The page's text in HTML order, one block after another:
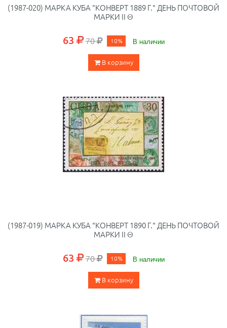
(1987-020) МАРКА КУБА "КОНВЕРТ 1889 Г." ДЕНЬ ПОЧТОВОЙ
МАРКИ II Θ
63 70 10% В наличии
В корзину
(1987-019) МАРКА КУБА "КОНВЕРТ 1890 Г." ДЕНЬ ПОЧТОВОЙ
МАРКИ II Θ
63 70 10% В наличии
В корзину